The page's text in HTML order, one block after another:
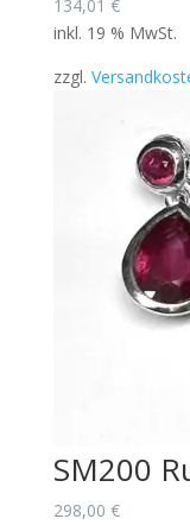
134,01 €
inkl. 19 % MwSt.
zzgl.
SM200
298,00 €